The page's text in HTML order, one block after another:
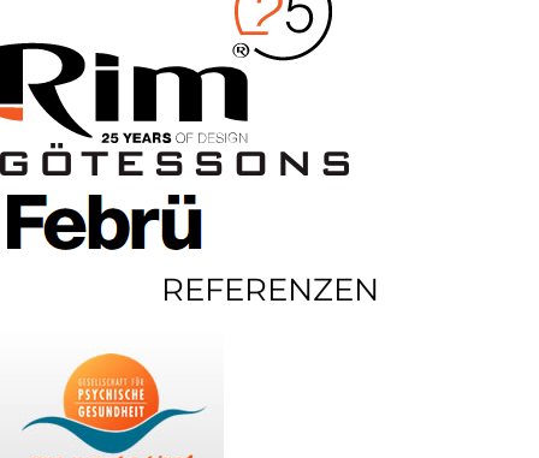
REFERENZEN